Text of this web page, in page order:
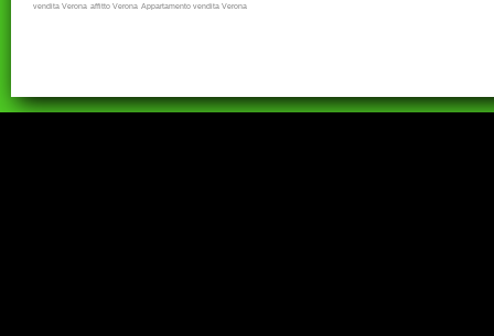
vendita Verona affitto Verona Appartamento vendita Verona